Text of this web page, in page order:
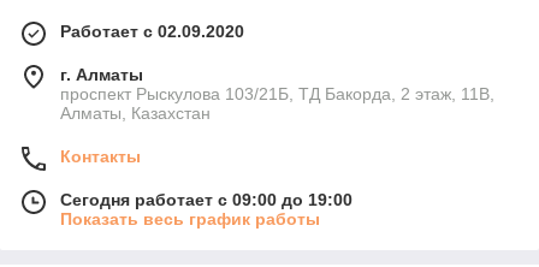
Работает с 02.09.2020
г. Алматы
проспект Рыскулова 103/21Б, ТД Бакорда, 2 этаж, 11В,
Алматы, Казахстан
Контакты
Сегодня работает с 09:00 до 19:00
Показать весь график работы